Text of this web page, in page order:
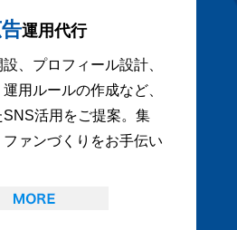
運用代行
、プロフィール設計、
用ルールの作成など、
SNS活用をご提案。集
ァンづくりをお手伝い